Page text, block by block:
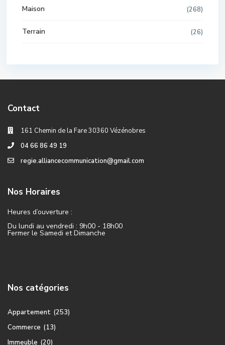
Maison (268)
Terrain (26)
Contact
161 Chemin de la Fare 30360 Vézénobres
04 66 86 49 19
regie.alliancecommunication@gmail.com
Nos Horaires
Heures d’ouverture :
Du lundi au vendredi : 9h00 - 18h00
Fermer le Samedi et Dimanche
Nos catégories
Appartement (253)
Commerce (13)
Immeuble (20)